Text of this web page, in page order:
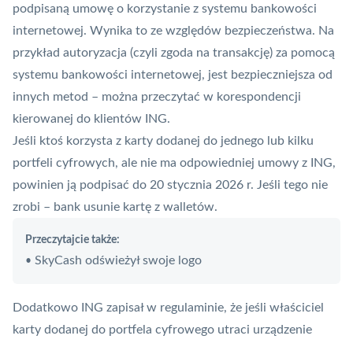
podpisaną umowę o korzystanie z systemu bankowości
internetowej. Wynika to ze względów bezpieczeństwa. Na
przykład autoryzacja (czyli zgoda na transakcję) za pomocą
systemu bankowości internetowej, jest bezpieczniejsza od
innych metod – można przeczytać w korespondencji
kierowanej do klientów ING.
Jeśli ktoś korzysta z karty dodanej do jednego lub kilku
portfeli cyfrowych, ale nie ma odpowiedniej umowy z ING,
powinien ją podpisać do 20 stycznia 2026 r. Jeśli tego nie
zrobi – bank usunie kartę z walletów.
Przeczytajcie także:
• SkyCash odświeżył swoje logo
Dodatkowo ING zapisał w regulaminie, że jeśli właściciel
karty dodanej do portfela cyfrowego utraci urządzenie